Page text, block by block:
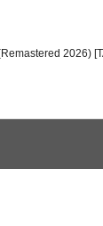
2026)